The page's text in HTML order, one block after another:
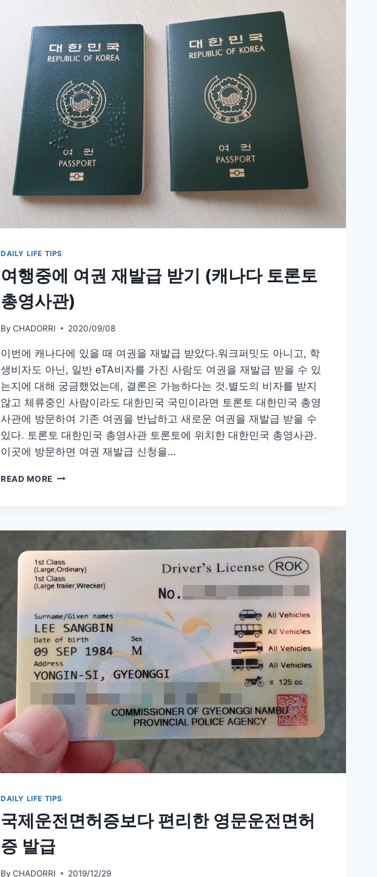
아
가
라
폭
포
DAILY LIFE TIPS
여행중에 여권 재발급 받기 (캐나다 토론토
총영사관)
By CHADORRI 2020/09/08
이번에 캐나다에 있을 때 여권을 재발급 받았다.워크퍼밋도 아니고, 학
생비자도 아닌, 일반 eTA비자를 가진 사람도 여권을 재발급 받을 수 있
는지에 대해 궁금했었는데, 결론은 가능하다는 것.별도의 비자를 받지
않고 체류중인 사람이라도 대한민국 국민이라면 토론토 대한민국 총영
사관에 방문하여 기존 여권을 반납하고 새로운 여권을 재발급 받을 수
있다. 토론토 대한민국 총영사관 토론토에 위치한 대한민국 총영사관.
이곳에 방문하면 여권 재발급 신청을…
READ MORE 여
재
발
급
받
(캐
나
다
토
론
토
총
영
관)
DAILY LIFE TIPS
국제운전면허증보다 편리한 영문운전면허
증 발급
By CHADORRI 2019/12/29